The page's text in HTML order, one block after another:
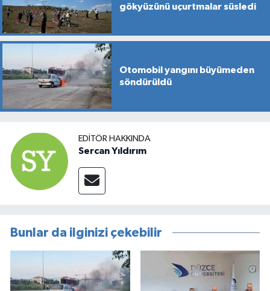
gökyüzünü uçurtmalar süsledi
Otomobil yangını büyümeden
söndürüldü
EDITÖR HAKKINDA
Sercan Yıldırım
Bunlar da ilginizi çekebilir